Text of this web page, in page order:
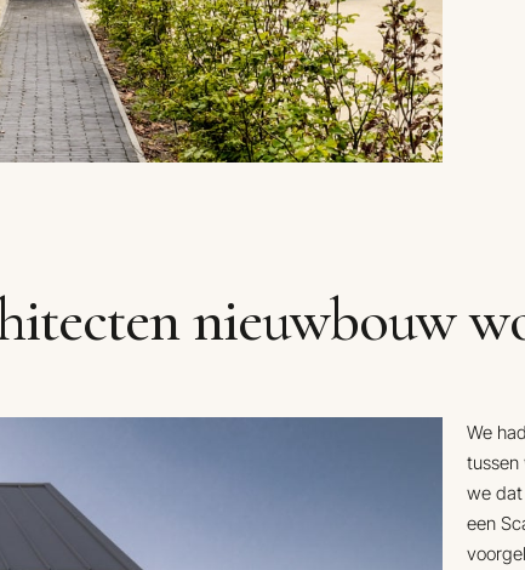
nieuwbouw
We
tussen
we dat
een